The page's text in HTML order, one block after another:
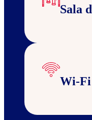
Sala
Wi-Fi